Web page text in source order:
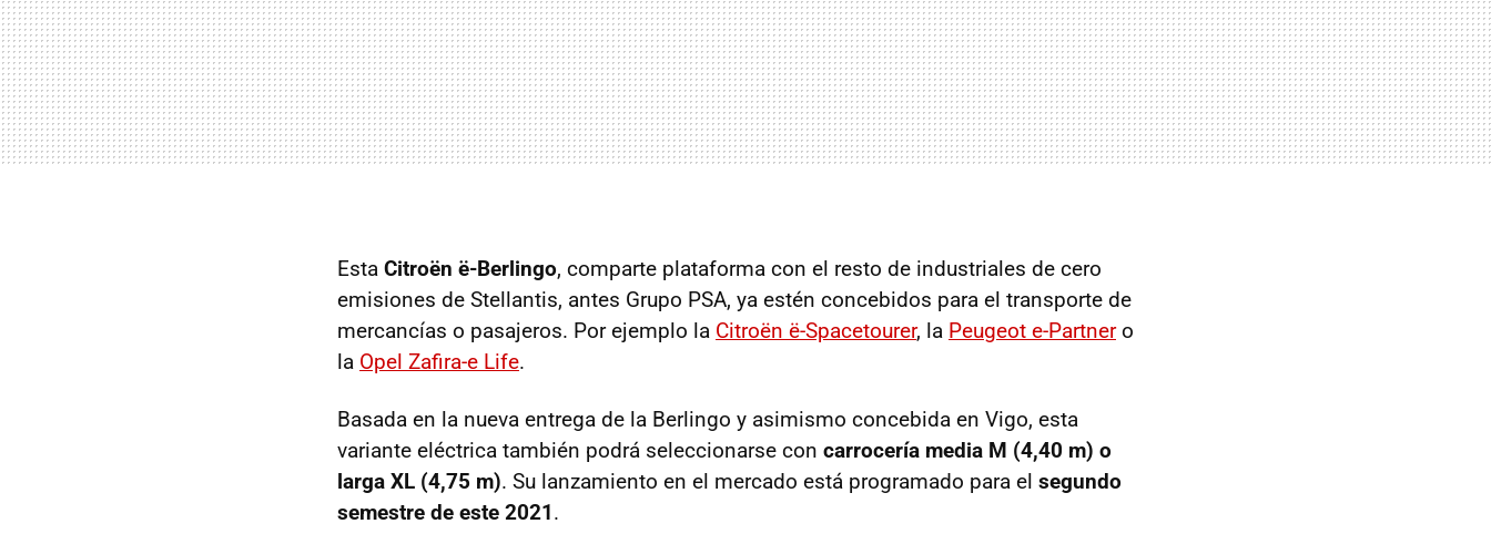
Esta Citroën ë-Berlingo, comparte plataforma con el resto de industriales de cero
emisiones de Stellantis, antes Grupo PSA, ya estén concebidos para el transporte de
mercancías o pasajeros. Por ejemplo la Citroën ë-Spacetourer, la Peugeot e-Partnero
la Opel Zafira-e Life.
Basada en la nueva entrega de la Berlingo y asimismo concebida en Vigo, esta
variante eléctrica también podrá seleccionarse con carrocería media M (4,40 m) o
larga XL (4,75 m). Su lanzamiento en el mercado está programado para el segundo
semestre de este 2021.